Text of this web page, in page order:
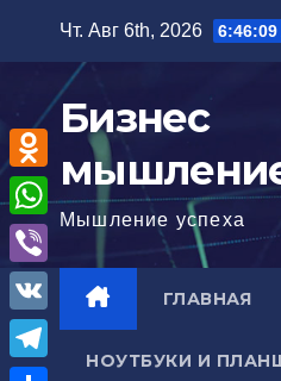
содержимому
Чт. Авг 6th, 2026 6:46:10
Бизнес
Мышление успеха
ГЛАВНАЯ
НОУТБУКИ И
O
d
n
o
k
l
W
h
a
V
i
b
V
K
T